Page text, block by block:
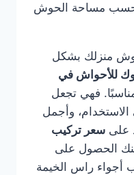
حسب مساحة الحوش
منزلك بشكل
للأحواش في
فهي تجعل
وأجمل
على سعر تركيب
الحصول على
أجواء راس الخيمة